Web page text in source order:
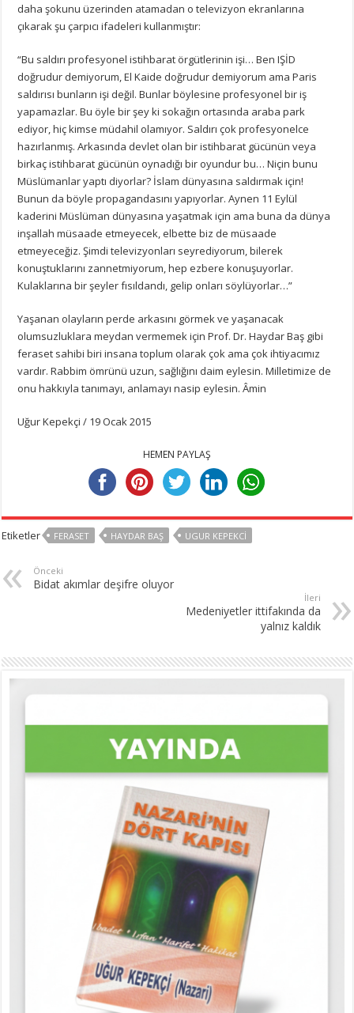
daha şokunu üzerinden atamadan o televizyon ekranlarına
çıkarak şu çarpıcı ifadeleri kullanmıştır:
“Bu saldırı profesyonel istihbarat örgütlerinin işi… Ben IŞİD
doğrudur demiyorum, El Kaide doğrudur demiyorum ama Paris
saldırısı bunların işi değil. Bunlar böylesine profesyonel bir iş
yapamazlar. Bu öyle bir şey ki sokağın ortasında araba park
ediyor, hiç kimse müdahil olamıyor. Saldırı çok profesyonelce
hazırlanmış. Arkasında devlet olan bir istihbarat gücünün veya
birkaç istihbarat gücünün oynadığı bir oyundur bu… Niçin bunu
Müslümanlar yaptı diyorlar? İslam dünyasına saldırmak için!
Bunun da böyle propagandasını yapıyorlar. Aynen 11 Eylül
kaderini Müslüman dünyasına yaşatmak için ama buna da dünya
inşallah müsaade etmeyecek, elbette biz de müsaade
etmeyeceğiz. Şimdi televizyonları seyrediyorum, bilerek
konuştuklarını zannetmiyorum, hep ezbere konuşuyorlar.
Kulaklarına bir şeyler fısıldandı, gelip onları söylüyorlar…”
Yaşanan olayların perde arkasını görmek ve yaşanacak
olumsuzluklara meydan vermemek için Prof. Dr. Haydar Baş gibi
feraset sahibi biri insana toplum olarak çok ama çok ihtiyacımız
vardır. Rabbim ömrünü uzun, sağlığını daim eylesin. Milletimize de
onu hakkıyla tanımayı, anlamayı nasip eylesin. Âmin
Uğur Kepekçi / 19 Ocak 2015
HEMEN PAYLAŞ
Etiketler FERASET HAYDAR BAŞ UGUR KEPEKCI
Önceki
Bidat akımlar deşifre oluyor
İleri
Medeniyetler ittifakında da
yalnız kaldık